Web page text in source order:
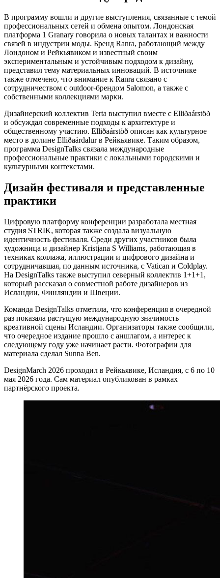
В программу вошли и другие выступления, связанные с темой
профессиональных сетей и обмена опытом. Лондонская
платформа 1 Granary говорила о новых талантах и важности
связей в индустрии моды. Бренд Ranra, работающий между
Лондоном и Рейкьявиком и известный своим
экспериментальным и устойчивым подходом к дизайну,
представил тему материальных инноваций. В источнике
также отмечено, что внимание к Ranra связано с
сотрудничеством с outdoor-брендом Salomon, а также с
собственными коллекциями марки.
Дизайнерский коллектив Terta выступил вместе с Elliðaárstöð
и обсуждал современные подходы к архитектуре и
общественному участию. Elliðaárstöð описан как культурное
место в долине Elliðaárdalur в Рейкьявике. Таким образом,
программа DesignTalks связала международные
профессиональные практики с локальными городскими и
культурными контекстами.
Дизайн фестиваля и представленные
практики
Цифровую платформу конференции разработала местная
студия STRIK, которая также создала визуальную
идентичность фестиваля. Среди других участников была
художница и дизайнер Kristjana S Williams, работающая в
техниках коллажа, иллюстрации и цифрового дизайна и
сотрудничавшая, по данным источника, с Vatican и Coldplay.
На DesignTalks также выступил северный коллектив 1+1+1,
который рассказал о совместной работе дизайнеров из
Исландии, Финляндии и Швеции.
Команда DesignTalks отметила, что конференция в очередной
раз показала растущую международную значимость
креативной сцены Исландии. Организаторы также сообщили,
что очередное издание прошло с аншлагом, а интерес к
следующему году уже начинает расти. Фотографии для
материала сделал Sunna Ben.
DesignMarch 2026 проходил в Рейкьявике, Исландия, с 6 по 10
мая 2026 года. Сам материал опубликован в рамках
партнёрского проекта.